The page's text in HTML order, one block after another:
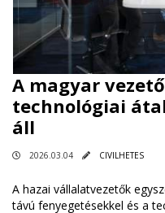
A magyar
technológiai
áll
2026.03.04 CIVILHETES
A hazai vállalatvezetők
távú fenyegetésekkel és a